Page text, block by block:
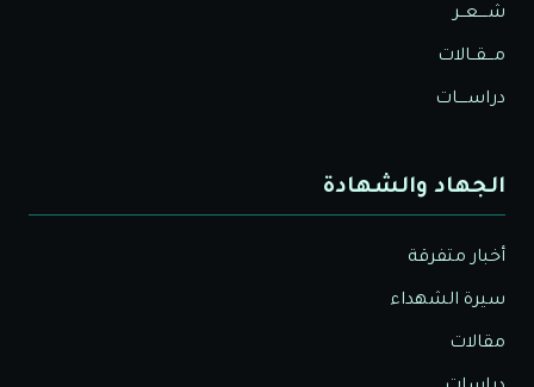
شــــعــر
مـــقــالات
دراســــات
الجهاد والشهادة
أخبار متفرقة
سيرة الشهداء
مقالات